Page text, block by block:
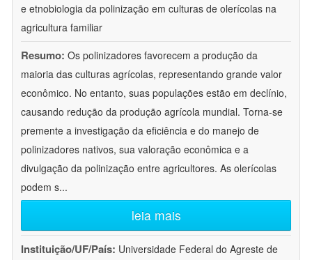
e etnobiologia da polinização em culturas de olerícolas na
agricultura familiar
Resumo: Os polinizadores favorecem a produção da
maioria das culturas agrícolas, representando grande valor
econômico. No entanto, suas populações estão em declínio,
causando redução da produção agrícola mundial. Torna-se
premente a investigação da eficiência e do manejo de
polinizadores nativos, sua valoração econômica e a
divulgação da polinização entre agricultores. As olerícolas
podem s...
leia mais
Instituição/UF/País: Universidade Federal do Agreste de